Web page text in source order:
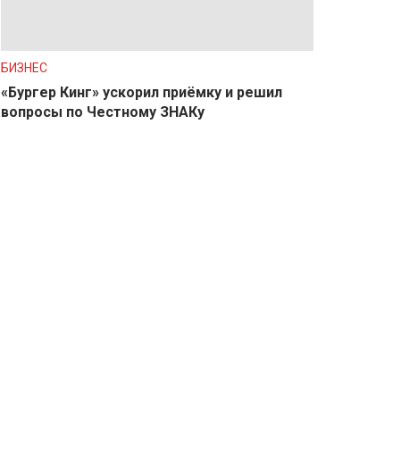
БИЗНЕС
«Бургер Кинг» ускорил приёмку и решил
вопросы по Честному ЗНАКу